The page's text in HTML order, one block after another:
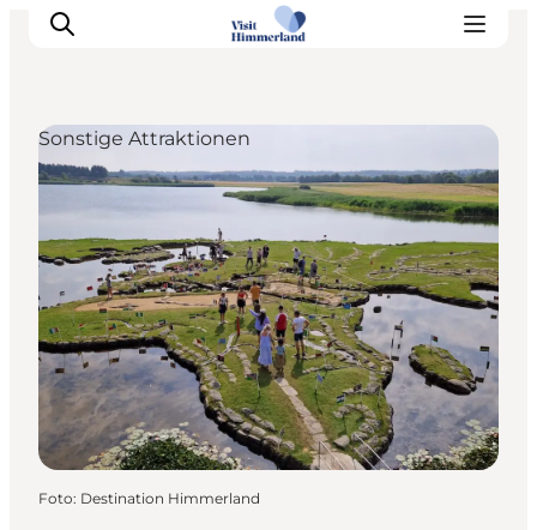
Natur
Städte und Orte
Das passiert
Reiseplanung
Praktische Informationen
Sonstige Attraktionen
Foto: Destination Himmerland